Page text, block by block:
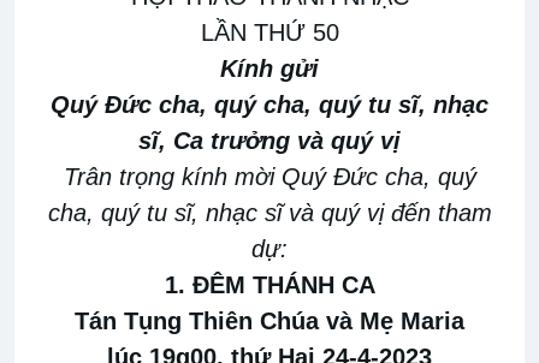
LẦN THỨ 50
Kính gửi
Quý Đức cha, quý cha, quý tu sĩ, nhạc
sĩ, Ca trưởng và quý vị
Trân trọng kính mời Quý Đức cha, quý
cha, quý tu sĩ, nhạc sĩ và quý vị đến tham
dự:
1. ĐÊM THÁNH CA
Tán Tụng Thiên Chúa và Mẹ Maria
lúc 19g00, thứ Hai 24-4-2023